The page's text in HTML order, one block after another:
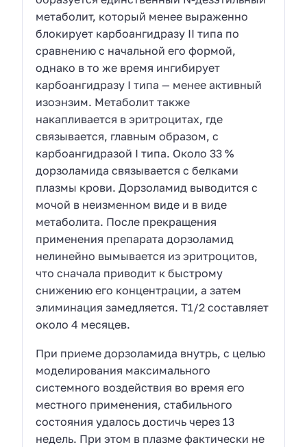
метаболит, который менее выраженно
блокирует карбоангидразу II типа по
сравнению с начальной его формой,
однако в то же время ингибирует
карбоангидразу I типа — менее активный
изоэнзим. Метаболит также
накапливается в эритроцитах, где
связывается, главным образом, с
карбоангидразой I типа. Около 33 %
дорзоламида связывается с белками
плазмы крови. Дорзоламид выводится с
мочой в неизменном виде и в виде
метаболита. После прекращения
применения препарата дорзоламид
нелинейно вымывается из эритроцитов,
что сначала приводит к быстрому
снижению его концентрации, а затем
элиминация замедляется. Т1/2 составляет
около 4 месяцев.
При приеме дорзоламида внутрь, с целью
моделирования максимального
системного воздействия во время его
местного применения, стабильного
состояния удалось достичь через 13
недель. При этом в плазме фактически не